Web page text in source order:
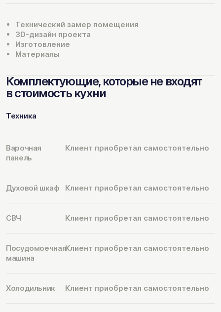
Технический замер помещения
3D-дизайн проекта
Изготовление
Материалы
Комплектующие, которые не входят
в стоимость кухни
Техника
Варочная
панель
Клиент приобретал самостоятельно
Духовой шкаф Клиент приобретал самостоятельно
СВЧ Клиент приобретал самостоятельно
Посудомоечная
машина
Клиент приобретал самостоятельно
Холодильник Клиент приобретал самостоятельно